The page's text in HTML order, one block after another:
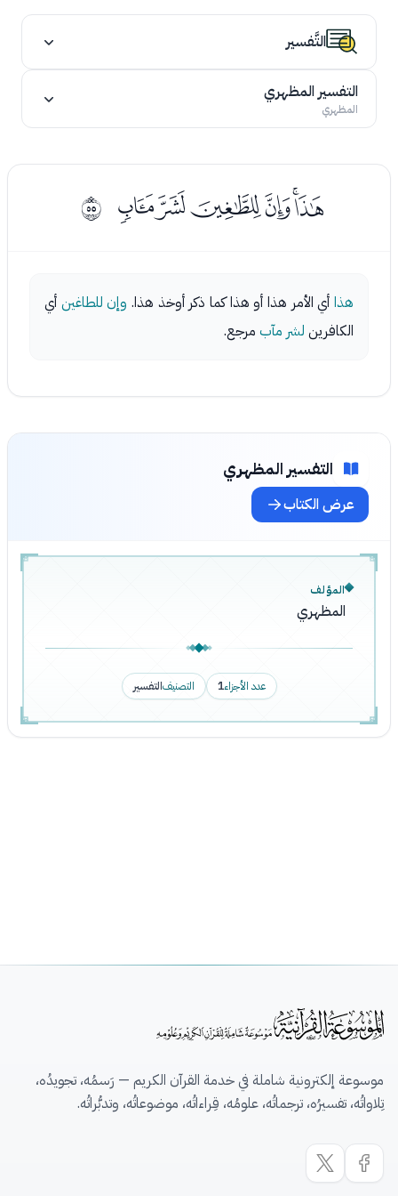
التَّفسير
التفسير المظهري
المظهري
ﯗﯘﯙﯚﯛﯜ ﰶ
هذا أي الأمر هذا أو هذا كما ذكر أوخذ هذا. وإن للطاغين أي
الكافرين لشر مآب مرجع.
التفسير المظهري
عرض الكتاب
المؤلف
المظهري
عدد الأجزاء1 التصنيفالتفسير
موسوعة إلكترونية شاملة في خدمة القرآن الكريم — رَسمُه، تجويدُه،
تِلاواتُه، تفسيرُه، ترجماتُه، علومُه، قِراءاتُه، موضوعاتُه، وتدبُّراتُه.